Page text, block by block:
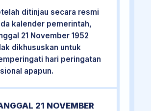
ditinjau secara resmi
kalender pemerintah,
21 November 1952
dikhususkan untuk
hari peringatan
apapun.
21 NOVEMBER